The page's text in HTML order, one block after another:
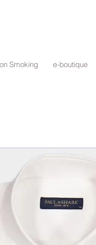
Smoking e-boutique